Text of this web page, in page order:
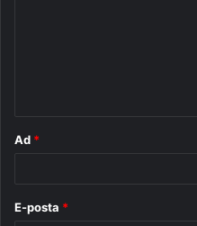
Ad *
E-posta *